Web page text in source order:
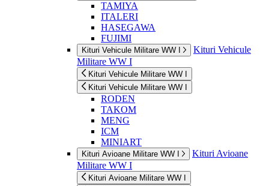
TAMIYA
ITALERI
HASEGAWA
FUJIMI
Kituri Vehicule Militare WW I
Kituri Vehicule
Militare WW I
Kituri Vehicule Militare WW I
Kituri Vehicule Militare WW I
RODEN
TAKOM
MENG
ICM
MINIART
Kituri Avioane Militare WW I
Kituri Avioane
Militare WW I
Kituri Avioane Militare WW I